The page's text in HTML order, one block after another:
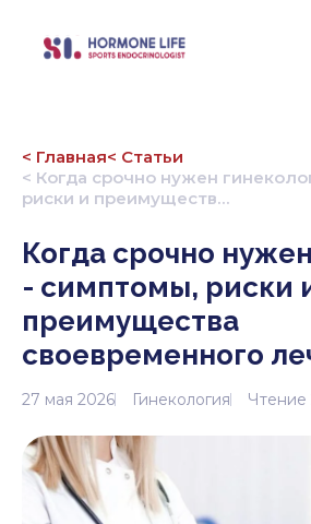
< Главная< Статьи
< Когда срочно нужен
риски и преимуществ…
Когда срочно
- симптомы, риски
преимущества
своевременного
27 мая 2026 Гинекология Чтение